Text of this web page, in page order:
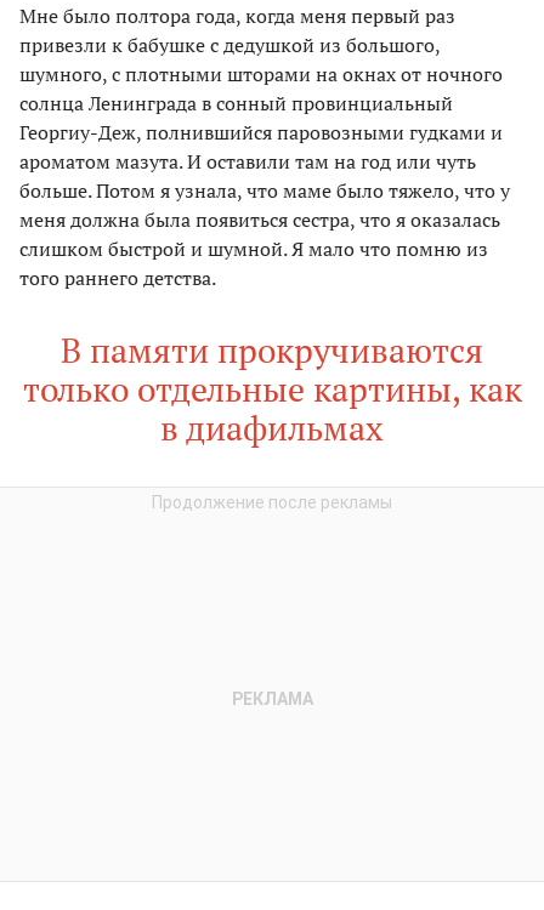
Мне было полтора года, когда меня первый раз
привезли к бабушке с дедушкой из большого,
шумного, с плотными шторами на окнах от ночного
солнца Ленинграда в сонный провинциальный
Георгиу-Деж, полнившийся паровозными гудками и
ароматом мазута. И оставили там на год или чуть
больше. Потом я узнала, что маме было тяжело, что у
меня должна была появиться сестра, что я оказалась
слишком быстрой и шумной. Я мало что помню из
того раннего детства.
В памяти прокручиваются
только отдельные картины, как
в диафильмах